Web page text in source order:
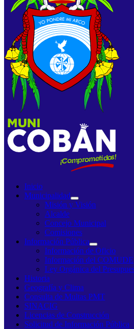
Inicio
Municipalidad
Misión y Visión
Alcalde
Concejo Municipal
Comisiones
Información Pública
Información de Oficio
Información del COMUDE
Ley Orgánica del
Historia
Geografía y Clima
Consulta de Multas PMT
SINACIG
Licencias de Construcción
Solicitud de Información Pública